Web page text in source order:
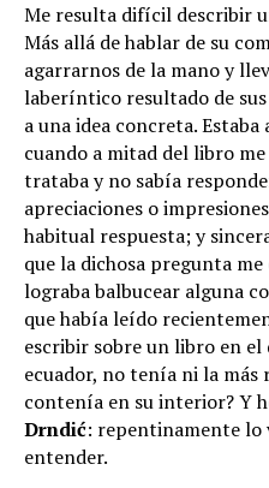
Me resulta difícil describir
Más allá de hablar de su
agarrarnos de la mano y
laberíntico resultado de
a una idea concreta.
cuando a mitad del libro
trataba y no sabía
apreciaciones o
habitual respuesta; y
que la dichosa pregunta
lograba balbucear alguna
que había leído
escribir sobre un libro en el
ecuador, no tenía ni la más
contenía en su interior? Y
Drndić: repentinamente lo
entender.